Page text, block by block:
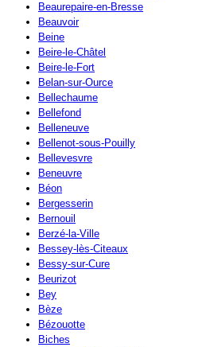
Beaurepaire-en-Bresse
Beauvoir
Beine
Beire-le-Châtel
Beire-le-Fort
Belan-sur-Ource
Bellechaume
Bellefond
Belleneuve
Bellenot-sous-Pouilly
Bellevesvre
Beneuvre
Béon
Bergesserin
Bernouil
Berzé-la-Ville
Bessey-lès-Citeaux
Bessy-sur-Cure
Beurizot
Bey
Bèze
Bézouotte
Biches